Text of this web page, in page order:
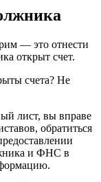
— это отнести
открыт счет.
счета? Не
лист, вы вправе
обратиться
и ФНС в